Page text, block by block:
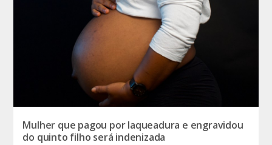
Mulher que pagou por laqueadura e engravidou
do quinto filho será indenizada